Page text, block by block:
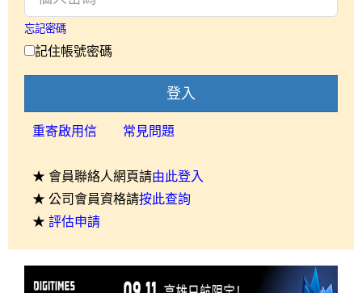
忘記密碼
記住帳號密碼
登入
重寄啟用信 常見問題
★ 會員聯絡人網頁請由此登入
★ 公司會員資格請按此查詢
★ 評估申請